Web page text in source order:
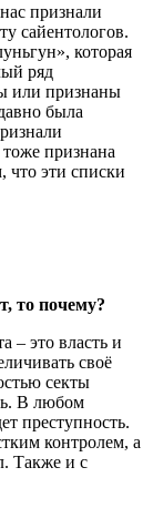
признали
сайентологов.
которая
ряд
или признаны
была
признана
что эти списки
то почему?
– это власть и
своё
секты
В любом
преступность.
контролем, а
Также и с